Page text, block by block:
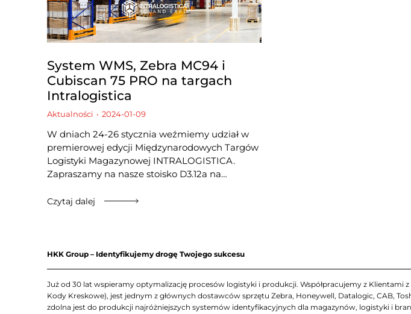
System WMS, Zebra MC94 i
Cubiscan 75 PRO na targach
Intralogistica
Aktualności 2024-01-09
W dniach 24-26 stycznia weźmiemy udział w
premierowej edycji Międzynarodowych Targów
Logistyki Magazynowej INTRALOGISTICA.
Zapraszamy na nasze stoisko D3.12a na…
Czytaj dalej
HKK Group – Identyfikujemy drogę Twojego sukcesu
Już od 30 lat wspieramy optymalizację procesów logistyki i produkcji. Współpracujemy z Klientami
Kody Kreskowe), jest jednym z głównych dostawców sprzętu Zebra, Honeywell, Datalogic, CAB,
zdolna jest do produkcji najróżniejszych systemów identyfikacyjnych dla magazynów, logistyki i